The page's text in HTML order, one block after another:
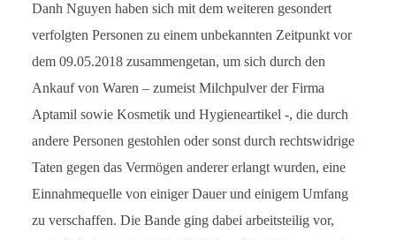
Danh Nguyen haben sich mit dem weiteren gesondert
verfolgten Personen zu einem unbekannten Zeitpunkt vor
dem 09.05.2018 zusammengetan, um sich durch den
Ankauf von Waren – zumeist Milchpulver der Firma
Aptamil sowie Kosmetik und Hygieneartikel -, die durch
andere Personen gestohlen oder sonst durch rechtswidrige
Taten gegen das Vermögen anderer erlangt wurden, eine
Einnahmequelle von einiger Dauer und einigem Umfang
zu verschaffen. Die Bande ging dabei arbeitsteilig vor,